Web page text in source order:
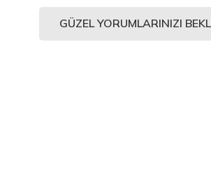
GÜZEL YORUMLARINIZI